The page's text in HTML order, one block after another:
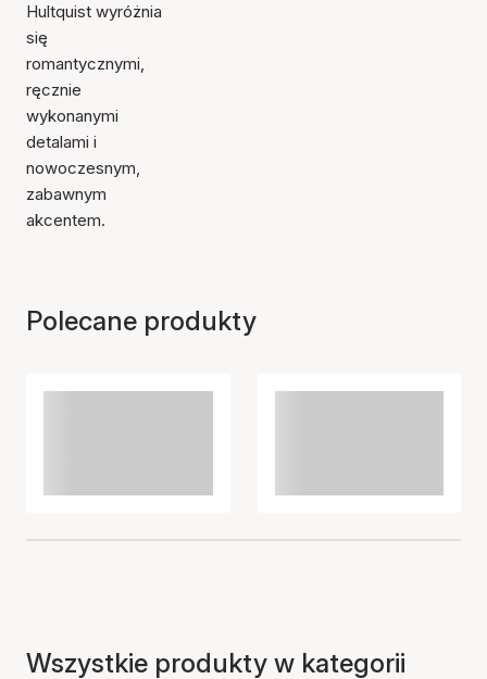
Hultquist wyróżnia
się
romantycznymi,
ręcznie
wykonanymi
detalami i
nowoczesnym,
zabawnym
akcentem.
Polecane produkty
Wszystkie produkty w kategorii